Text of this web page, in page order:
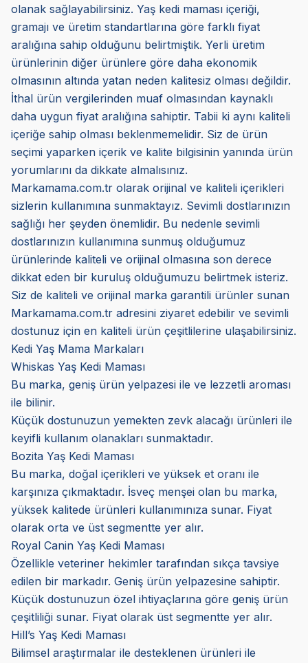
olanak sağlayabilirsiniz. Yaş kedi maması içeriği,
gramajı ve üretim standartlarına göre farklı fiyat
aralığına sahip olduğunu belirtmiştik. Yerli üretim
ürünlerinin diğer ürünlere göre daha ekonomik
olmasının altında yatan neden kalitesiz olması değildir.
İthal ürün vergilerinden muaf olmasından kaynaklı
daha uygun fiyat aralığına sahiptir. Tabii ki aynı kaliteli
içeriğe sahip olması beklenmemelidir. Siz de ürün
seçimi yaparken içerik ve kalite bilgisinin yanında ürün
yorumlarını da dikkate almalısınız.
Markamama.com.tr olarak orijinal ve kaliteli içerikleri
sizlerin kullanımına sunmaktayız. Sevimli dostlarınızın
sağlığı her şeyden önemlidir. Bu nedenle sevimli
dostlarınızın kullanımına sunmuş olduğumuz
ürünlerinde kaliteli ve orijinal olmasına son derece
dikkat eden bir kuruluş olduğumuzu belirtmek isteriz.
Siz de kaliteli ve orijinal marka garantili ürünler sunan
Markamama.com.tr adresini ziyaret edebilir ve sevimli
dostunuz için en kaliteli ürün çeşitlilerine ulaşabilirsiniz.
Kedi Yaş Mama Markaları
Whiskas Yaş Kedi Maması
Bu marka, geniş ürün yelpazesi ile ve lezzetli aroması
ile bilinir.
Küçük dostunuzun yemekten zevk alacağı ürünleri ile
keyifli kullanım olanakları sunmaktadır.
Bozita Yaş Kedi Maması
Bu marka, doğal içerikleri ve yüksek et oranı ile
karşınıza çıkmaktadır. İsveç menşei olan bu marka,
yüksek kalitede ürünleri kullanımınıza sunar. Fiyat
olarak orta ve üst segmentte yer alır.
Royal Canin Yaş Kedi Maması
Özellikle veteriner hekimler tarafından sıkça tavsiye
edilen bir markadır. Geniş ürün yelpazesine sahiptir.
Küçük dostunuzun özel ihtiyaçlarına göre geniş ürün
çeşitliliği sunar. Fiyat olarak üst segmentte yer alır.
Hill’s Yaş Kedi Maması
Bilimsel araştırmalar ile desteklenen ürünleri ile